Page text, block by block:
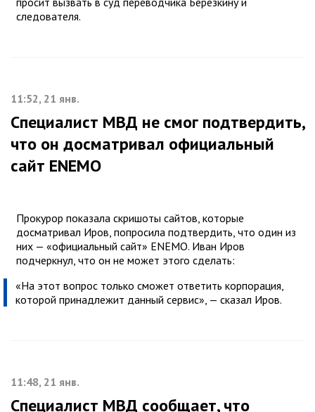
следователя.
11:52, 21 янв.
Специалист МВД не смог подтвердить,
что он досматривал официальный
сайт ENEMO
Прокурор показала скришоты сайтов, которые
досматривал Иров, попросила подтвердить, что один из
них — «официальный сайт» ENEMO. Иван Иров
подчеркнул, что он не может этого сделать:
«На этот вопрос только сможет ответить корпорация,
которой принадлежит данный сервис», — сказал Иров.
11:48, 21 янв.
Специалист МВД сообщает, что